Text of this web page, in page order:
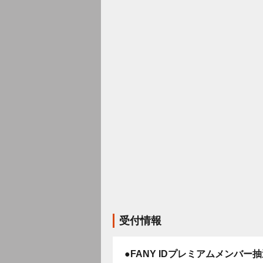
受付情報
●FANY IDプレミアムメンバー